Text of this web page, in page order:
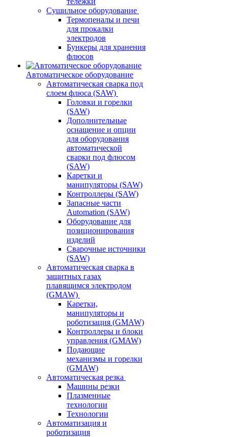
Сушильное оборудование
Термопеналы и печи
для прокалки
электродов
Бункеры для хранения
флюсов
Автоматическое оборудование
Автоматическая сварка под
слоем флюса (SAW)
Головки и горелки
(SAW)
Дополнительные
оснащение и опции
для оборудования
автоматической
сварки под флюсом
(SAW)
Каретки и
манипуляторы (SAW)
Контроллеры (SAW)
Запасные части
Automation (SAW)
Оборудование для
позиционирования
изделий
Сварочные источники
(SAW)
Автоматическая сварка в
защитных газах
плавящимся электродом
(GMAW)
Каретки,
манипуляторы и
роботизация (GMAW)
Контроллеры и блоки
управления (GMAW)
Подающие
механизмы и горелки
(GMAW)
Автоматическая резка
Машины резки
Плазменные
технологии
Технологии
Автоматизация и
роботизация